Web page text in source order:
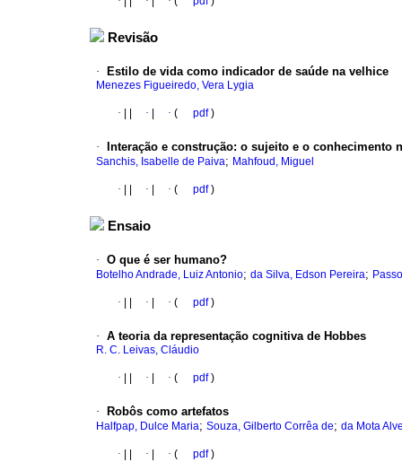
Revisão
· Estilo de vida como indicador de saúde na velhice
Menezes Figueiredo, Vera Lygia
· · · ( pdf)
· Interação e construção: o sujeito e o conhecimento
Sanchis, Isabelle de Paiva; Mahfoud, Miguel
· · · ( pdf)
Ensaio
· O que é ser humano?
Botelho Andrade, Luiz Antonio; da Silva, Edson Pereira;
· · · ( pdf)
· A teoria da representação cognitiva de Hobbes
R. C. Leivas, Cláudio
· · · ( pdf)
· Robôs como artefatos
Halfpap, Dulce Maria; Souza, Gilberto Corrêa de; da Mota
· · · ( pdf)